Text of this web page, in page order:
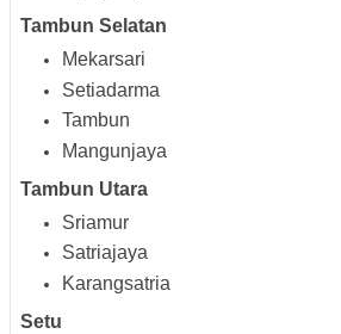
Tambun Selatan
Mekarsari
Setiadarma
Tambun
Mangunjaya
Tambun Utara
Sriamur
Satriajaya
Karangsatria
Setu